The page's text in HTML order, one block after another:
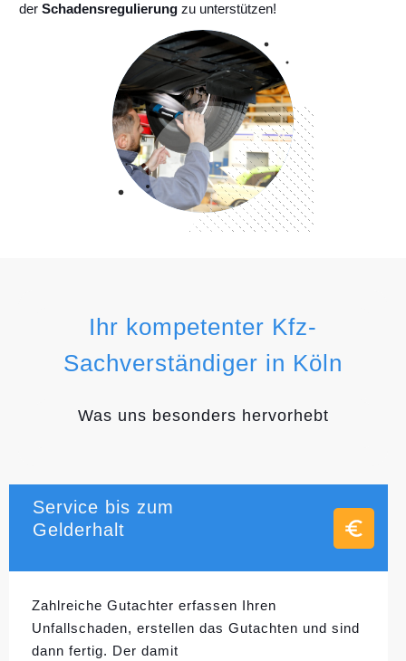
der Schadensregulierung zu unterstützen!
Ihr kompetenter Kfz-
Sachverständiger in Köln
Was uns besonders hervorhebt
Service bis zum
Gelderhalt
Zahlreiche Gutachter erfassen Ihren
Unfallschaden, erstellen das Gutachten und sind
dann fertig. Der damit